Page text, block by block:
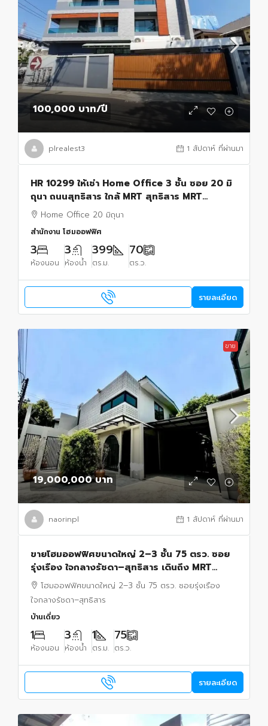
100,000 บาท/ปี
plrealest3 1 สัปดาห์ ที่ผ่านมา
HR 10299 ให้เช่า Home Office 3 ชั้น ซอย 20 มิ
ถุนา ถนนสุทธิสาร ใกล้ MRT สุทธิสาร MRT
ห้วยขวาง
Home Office 20 มิถุนา
สำนักงาน โฮมออฟฟิศ
3
ห้องนอน
3
ห้องน้ำ
399
ตร.ม.
70
ตร.ว.
รายละเอียด
ขาย
19,000,000 บาท
naorinpl 1 สัปดาห์ ที่ผ่านมา
ขายโฮมออฟฟิศขนาดใหญ่ 2–3 ชั้น 75 ตรว. ซอย
รุ่งเรือง ใจกลางรัชดา–สุทธิสาร เดินถึง MRT
สุทธิสารเพียง 5 นาที
โฮมออฟฟิศขนาดใหญ่ 2–3 ชั้น 75 ตรว. ซอยรุ่งเรือง
ใจกลางรัชดา–สุทธิสาร
บ้านเดี่ยว
1
ห้องนอน
3
ห้องน้ำ
1
ตร.ม.
75
ตร.ว.
รายละเอียด